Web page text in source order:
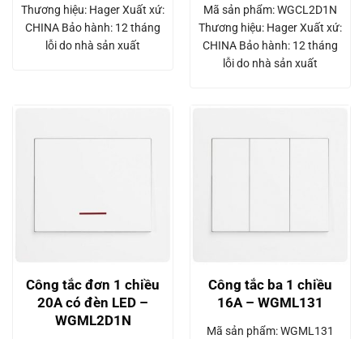
Thương hiệu: Hager Xuất xứ:
CHINA Bảo hành: 12 tháng
lỗi do nhà sản xuất
Mã sản phẩm: WGCL2D1N
Thương hiệu: Hager Xuất xứ:
CHINA Bảo hành: 12 tháng
lỗi do nhà sản xuất
Công tắc đơn 1 chiều
20A có đèn LED –
WGML2D1N
Công tắc ba 1 chiều
16A – WGML131
Mã sản phẩm: WGML131